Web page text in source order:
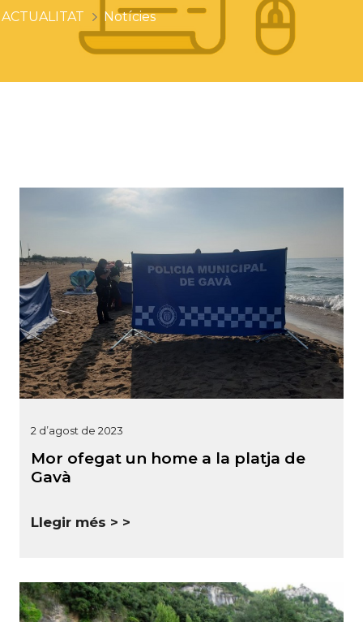
ACTUALITAT Notícies
2 d’agost de 2023
Mor ofegat un home a la platja de
Gavà
Llegir més >